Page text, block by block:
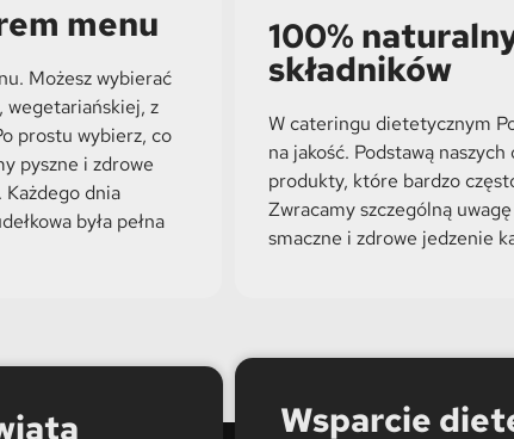
menu
Możesz wybierać
wegetariańskiej, z
prostu wybierz, co
pyszne i zdrowe
dnia
była pełna
100%
składników
W cateringu dietetycznym
na jakość. Podstawą
produkty, które bardzo
Zwracamy szczególną
smaczne i zdrowe jedzenie
Wsparcie